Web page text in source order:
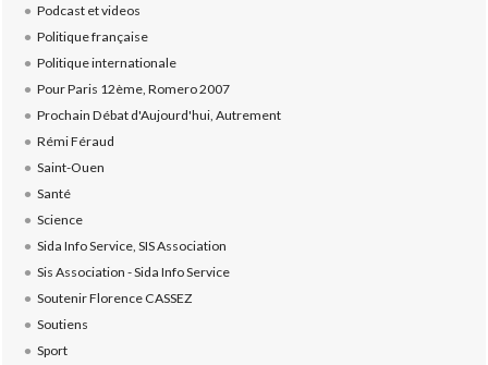
Podcast et videos
Politique française
Politique internationale
Pour Paris 12ème, Romero 2007
Prochain Débat d'Aujourd'hui, Autrement
Rémi Féraud
Saint-Ouen
Santé
Science
Sida Info Service, SIS Association
Sis Association - Sida Info Service
Soutenir Florence CASSEZ
Soutiens
Sport